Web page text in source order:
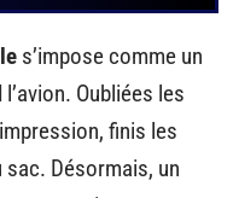
s’impose comme un
Oubliées les
finis les
Désormais, un